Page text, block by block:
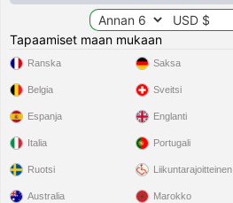
Tapaamiset maan mukaan
Ranska
Belgia
Espanja
Italia
Ruotsi
Saksa
Sveitsi
Englanti
Portugali
Liikuntarajoitteinen
Australia Marokko